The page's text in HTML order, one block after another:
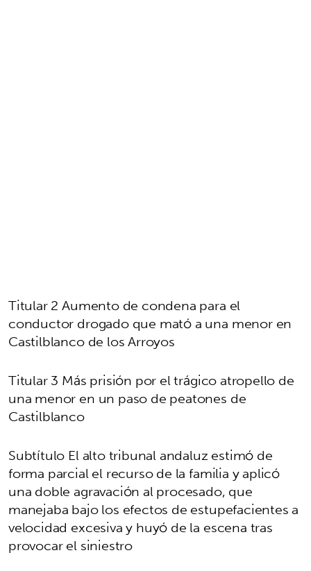
Titular 2 Aumento de condena para el
conductor drogado que mató a una menor en
Castilblanco de los Arroyos
Titular 3 Más prisión por el trágico atropello de
una menor en un paso de peatones de
Castilblanco
Subtítulo El alto tribunal andaluz estimó de
forma parcial el recurso de la familia y aplicó
una doble agravación al procesado, que
manejaba bajo los efectos de estupefacientes a
velocidad excesiva y huyó de la escena tras
provocar el siniestro